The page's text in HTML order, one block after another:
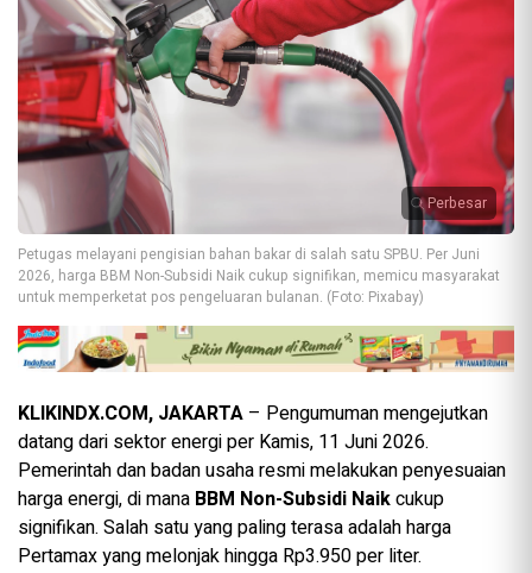
Perbesar
Petugas melayani pengisian bahan bakar di salah satu SPBU. Per Juni
2026, harga BBM Non-Subsidi Naik cukup signifikan, memicu masyarakat
untuk memperketat pos pengeluaran bulanan. (Foto: Pixabay)
KLIKINDX.COM, JAKARTA – Pengumuman mengejutkan
datang dari sektor energi per Kamis, 11 Juni 2026.
Pemerintah dan badan usaha resmi melakukan penyesuaian
harga energi, di mana BBM Non-Subsidi Naikcukup
signifikan. Salah satu yang paling terasa adalah harga
Pertamax yang melonjak hingga Rp3.950 per liter.